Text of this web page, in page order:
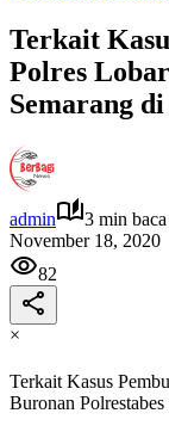
Terkait
Polres
Semarang
admin
3 min baca
November 18, 2020
82
×
Terkait Kasus
Buronan